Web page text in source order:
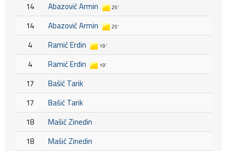
14 Abazović Armin 25'
14 Abazović Armin 25'
4 Ramić Erdin 19'
4 Ramić Erdin 19'
17
Bašić Tarik
17
Bašić Tarik
18
Mašić Zinedin
18
Mašić Zinedin